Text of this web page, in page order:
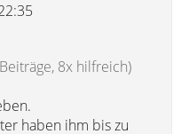
8x hilfreich)
haben ihm bis zu